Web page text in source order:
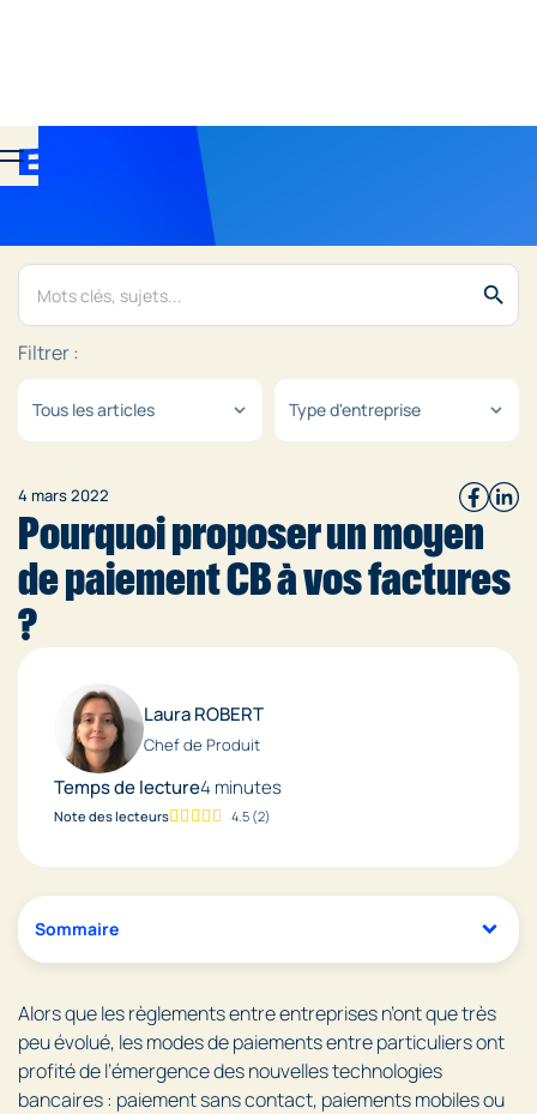
Filtrer :
Tous les articles expand_more Type d'entreprise expand_more
search
4 mars 2022
Pourquoi proposer un moyen
de paiement CB à vos factures
?
Laura ROBERT
Chef de Produit
Temps de lecture4 minutes
Note des lecteurs 4.5 (2)
Sommaire
Alors que les règlements entre entreprises n’ont que très
peu évolué, les modes de paiements entre particuliers ont
profité de l’émergence des nouvelles technologies
bancaires : paiement sans contact, paiements mobiles ou